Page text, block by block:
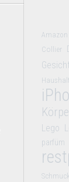
Amazon
Collier
Lego
parfüm